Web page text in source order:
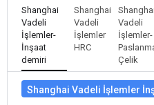
Shanghai
Vadeli
İşlemler-
İnşaat
demiri
Shanghai
Vadeli
İşlemler
HRC
Vadeli
İşlemler-
Çelik
Shanghai Vadeli İşlemler